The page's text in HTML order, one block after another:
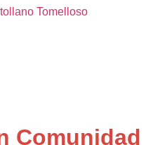
Tomelloso
Comunidad